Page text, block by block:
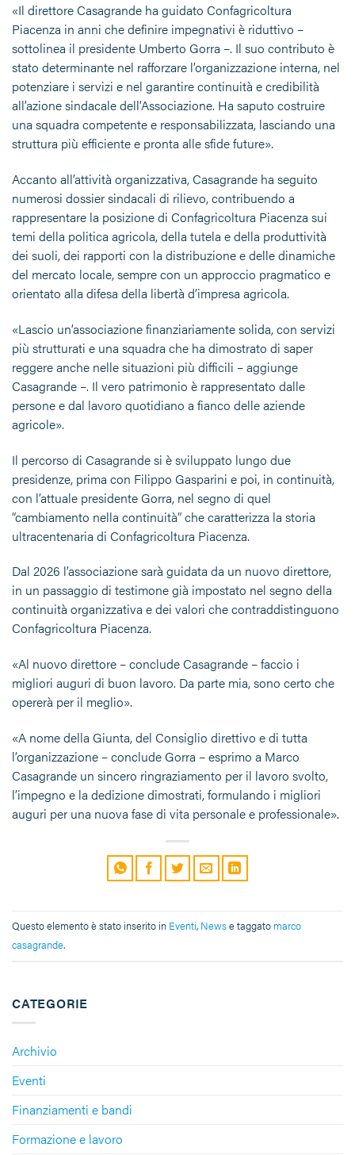
CATEGORIE
Archivio
Eventi
Finanziamenti e bandi
Formazione e lavoro
«Il direttore Casagrande ha guidato Confagricoltura
Piacenza in anni che definire impegnativi è riduttivo –
sottolinea il presidente Umberto Gorra –. Il suo contributo è
stato determinante nel rafforzare l’organizzazione interna, nel
potenziare i servizi e nel garantire continuità e credibilità
all’azione sindacale dell’Associazione. Ha saputo costruire
una squadra competente e responsabilizzata, lasciando una
struttura più efficiente e pronta alle sfide future».
Accanto all’attività organizzativa, Casagrande ha seguito
numerosi dossier sindacali di rilievo, contribuendo a
rappresentare la posizione di Confagricoltura Piacenza sui
temi della politica agricola, della tutela e della produttività
dei suoli, dei rapporti con la distribuzione e delle dinamiche
del mercato locale, sempre con un approccio pragmatico e
orientato alla difesa della libertà d’impresa agricola.
«Lascio un’associazione finanziariamente solida, con servizi
più strutturati e una squadra che ha dimostrato di saper
reggere anche nelle situazioni più difficili – aggiunge
Casagrande –. Il vero patrimonio è rappresentato dalle
persone e dal lavoro quotidiano a fianco delle aziende
agricole».
Il percorso di Casagrande si è sviluppato lungo due
presidenze, prima con Filippo Gasparini e poi, in continuità,
con l’attuale presidente Gorra, nel segno di quel
“cambiamento nella continuità” che caratterizza la storia
ultracentenaria di Confagricoltura Piacenza.
Dal 2026 l’associazione sarà guidata da un nuovo direttore,
in un passaggio di testimone già impostato nel segno della
continuità organizzativa e dei valori che contraddistinguono
Confagricoltura Piacenza.
«Al nuovo direttore – conclude Casagrande – faccio i
migliori auguri di buon lavoro. Da parte mia, sono certo che
opererà per il meglio».
«A nome della Giunta, del Consiglio direttivo e di tutta
l’organizzazione – conclude Gorra – esprimo a Marco
Casagrande un sincero ringraziamento per il lavoro svolto,
l’impegno e la dedizione dimostrati, formulando i migliori
auguri per una nuova fase di vita personale e professionale».
Questo elemento è stato inserito in Eventi, Newse taggato marco
casagrande.